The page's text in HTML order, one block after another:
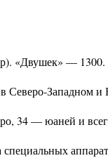
«Двушек» —
Северо-Западном
34 — юаней и